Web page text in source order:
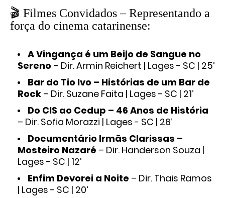
🎬 Filmes Convidados – Representando a
força do cinema catarinense:
A Vingança é um Beijo de Sangue no
Sereno – Dir. Armin Reichert | Lages - SC | 25’
Bar do Tio Ivo – Histórias de um Bar de
Rock – Dir. Suzane Faita | Lages - SC | 21’
Do CIS ao Cedup – 46 Anos de História
– Dir. Sofia Morazzi | Lages - SC | 26’
Documentário Irmãs Clarissas –
Mosteiro Nazaré – Dir. Handerson Souza |
Lages - SC | 12’
Enfim Devorei a Noite – Dir. Thais Ramos
| Lages - SC | 20’